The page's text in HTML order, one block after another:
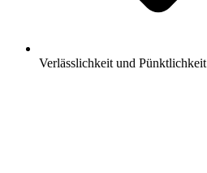
Verlässlichkeit und Pünktlichkeit